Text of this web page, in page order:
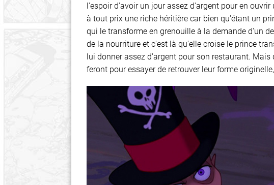
l'espoir d'avoir un jour assez d'argent pour en
à tout prix une riche héritière car bien qu'étant un
qui le transforme en grenouille à la demande d'un
de la nourriture et c'est là qu'elle croise le prince
lui donner assez d'argent pour son restaurant.
feront pour essayer de retrouver leur forme